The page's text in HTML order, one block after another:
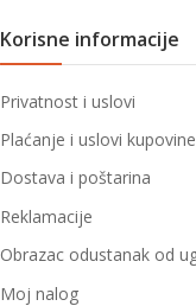
Korisne informacije
Privatnost i uslovi
Plaćanje i uslovi kupovine
Dostava i poštarina
Reklamacije
Obrazac odustanak od
Moj nalog